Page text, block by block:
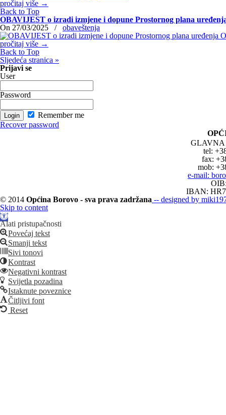
pročitaj više →
Back to Top
OBAVIJEST o izradi izmjene i dopune Prostornog plana
On 27/03/2025
/
obaveštenja
pročitaj više →
Back to Top
Sljedeća stranica »
Prijavi se
User
Password
Remember me
Recover password
GLAVNA
tel:
fax:
mob:
e-mail:
IBAN:
© 2014 Općina Borovo - sva prava zadržana -- designed by
Skip to content
Open
toolbar
Alati pristupačnosti
Povećaj tekst
Smanji tekst
Sivi tonovi
Kontrast
Negativni kontrast
Svijetla pozadina
Istaknute poveznice
Čitljivi font
Reset